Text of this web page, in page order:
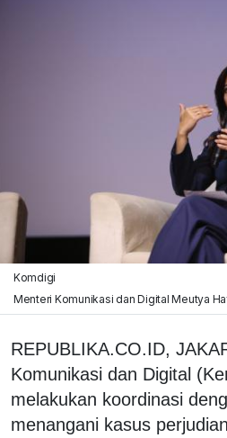
Komdigi
Menteri Komunikasi dan Digital Meutya
REPUBLIKA.CO.ID,
Komunikasi dan Digital
melakukan koordinasi
menangani kasus perjudian